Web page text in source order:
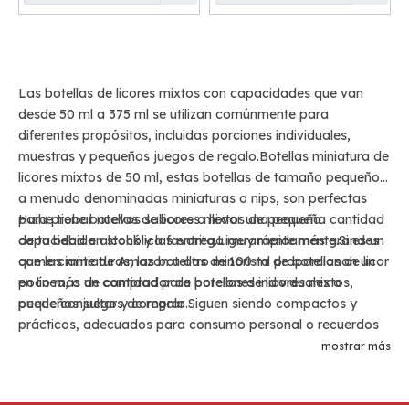
Las botellas de licores mixtos con capacidades que van
desde 50 ml a 375 ml se utilizan comúnmente para
diferentes propósitos, incluidas porciones individuales,
muestras y pequeños juegos de regalo.Botellas miniatura de
licores mixtos de 50 ml, estas botellas de tamaño pequeño,
a menudo denominadas miniaturas o nips, son perfectas
para probar nuevos sabores o llevar una pequeña cantidad
de tu bebida alcohólica favorita.Ligeramente más grandes
que las miniaturas, las botellas de 100 ml proporcionan un
poco más de cantidad para porciones individuales o
pequeños juegos de regalo.Siguen siendo compactos y
prácticos, adecuados para consumo personal o recuerdos
de boda.Las botellas de 200 ml ofrecen un tamaño de
Huihe tiene botellas de licores mixtos de pequeña
capacidad en stock y las entrega muy rápidamente.Si es un
comerciante de Amazon u otro minorista de botellas de licor
en línea, o un comprador de botellas de licores mixtos,
puede consultar y comprar.
mostrar más